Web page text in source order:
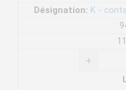
Désignation: K -
+